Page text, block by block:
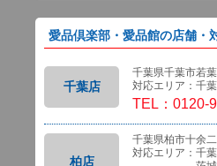
愛品倶楽部・愛品館の店舗・
千葉店
千葉県千葉市若
対応エリア：千
TEL：0120-
柏店
千葉県柏市十余
対応エリア：千